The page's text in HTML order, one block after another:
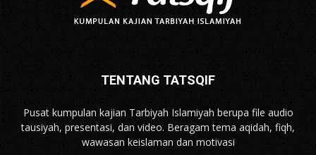
TENTANG TATSQIF
Pusat kumpulan kajian Tarbiyah Islamiyah berupa file audio
tausiyah, presentasi, dan video. Beragam tema aqidah, fiqh,
wawasan keislaman dan motivasi